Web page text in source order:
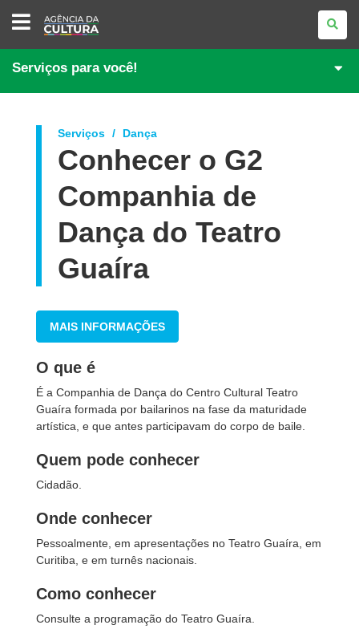
AGÊNCIA
DA
CULTURA
Serviços para você!
Serviços Dança
Conhecer o G2
Companhia de
Dança do Teatro
Guaíra
MAIS INFORMAÇÕES
O que é
É a Companhia de Dança do Centro Cultural Teatro
Guaíra formada por bailarinos na fase da maturidade
artística, e que antes participavam do corpo de baile.
Quem pode conhecer
Cidadão.
Onde conhecer
Pessoalmente, em apresentações no Teatro Guaíra, em
Curitiba, e em turnês nacionais.
Como conhecer
Consulte a programação do Teatro Guaíra.